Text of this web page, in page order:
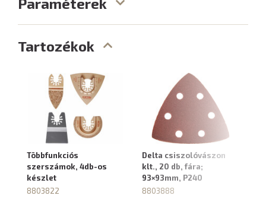
Tartozékok
Többfunkciós
szerszámok, 4db-os
készlet
8803822
Delta csiszolóvászon
klt., 20 db, fára;
93×93mm, P240
8803888